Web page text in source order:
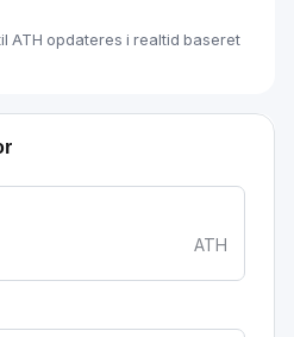
ATH opdateres i realtid baseret
ATH